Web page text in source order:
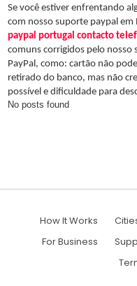
Se você estiver enfrentando
com nosso suporte paypal
paypal portugal contacto
comuns corrigidos pelo nosso
PayPal, como: cartão não
retirado do banco, mas não
possível e dificuldade para
No posts found
How It Works
For Business